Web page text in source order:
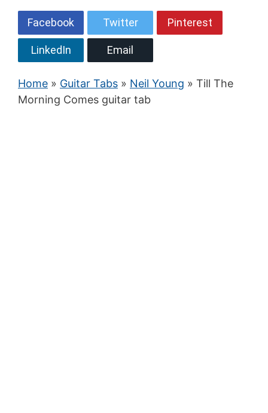
Facebook Twitter Pinterest
LinkedIn Email
Home » Guitar Tabs » Neil Young » Till The
Morning Comes guitar tab